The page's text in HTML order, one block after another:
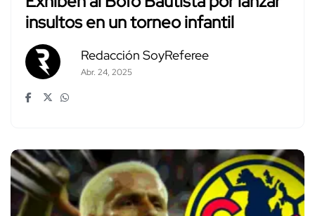
insultos en un torneo infantil
Redacción SoyReferee
Abr. 24, 2025